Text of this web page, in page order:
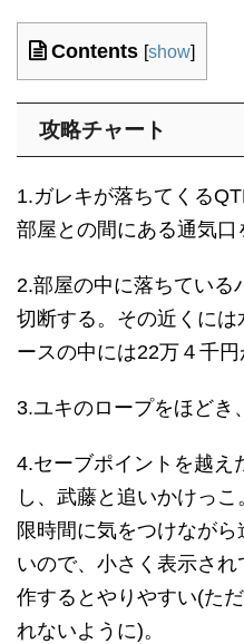
Contents [show]
攻略チャート
1.ガレキが落ちてくる
部屋との間にある通気口
2.部屋の中に落ちている
切断する。その近くに
ースの中には22万４千円
3.ユキのロープをほどき
4.セーブポイントを越え
し、武藤と追いかけっ
限時間に気をつけなが
いので、小さく表示さ
作するとやりやすい(た
れないように)。